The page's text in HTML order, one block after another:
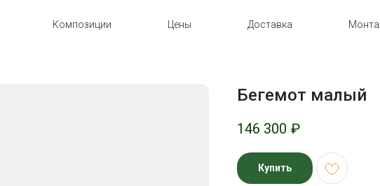
Композиции Цены Доставка
Бегемот малый
146 300 ₽
Купить